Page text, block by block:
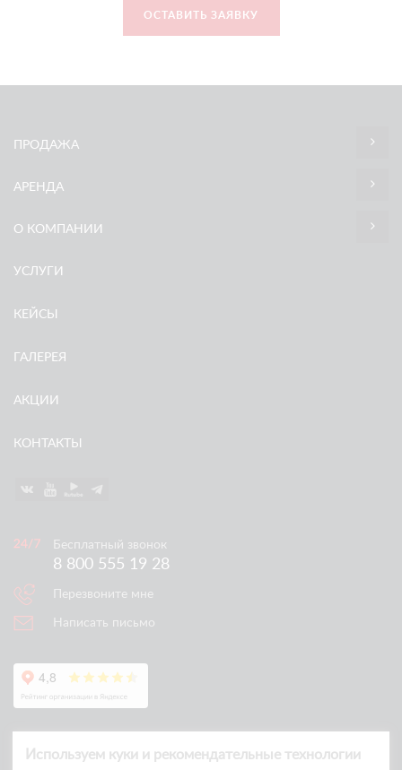
ОСТАВИТЬ ЗАЯВКУ
ПРОДАЖА
АРЕНДА
О КОМПАНИИ
УСЛУГИ
КЕЙСЫ
ГАЛЕРЕЯ
АКЦИИ
КОНТАКТЫ
Бесплатный звонок
8 800 555 19 28
Перезвоните мне
Написать письмо
Используем куки и рекомендательные технологии